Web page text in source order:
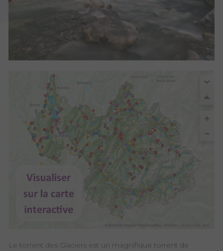
Le torrent des Glaciers est un magnifique torrent de